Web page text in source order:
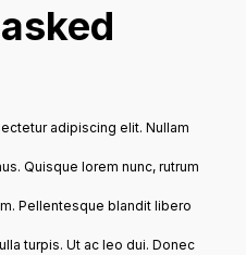
adipiscing elit. Nullam
Quisque lorem nunc, rutrum
Pellentesque blandit libero
turpis. Ut ac leo dui. Donec